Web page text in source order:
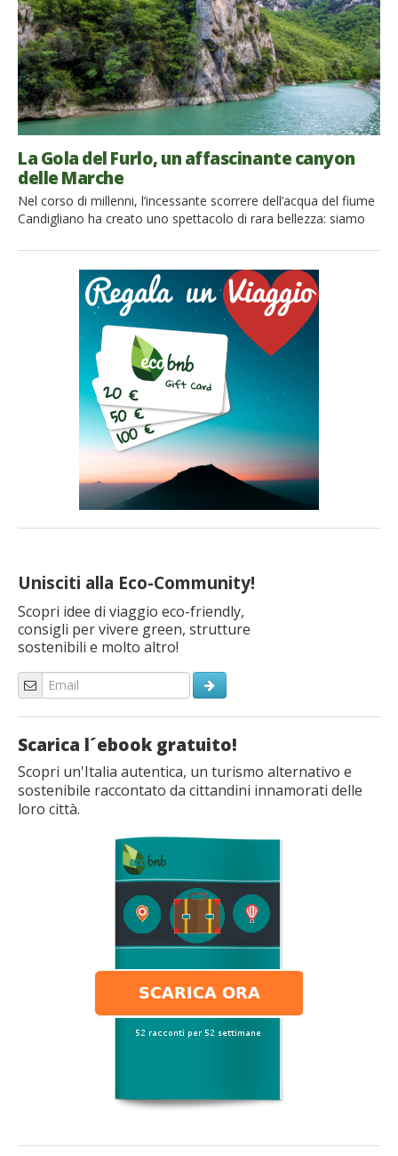
Unisciti alla Eco-Community!
Scopri idee di viaggio eco-friendly,
consigli per vivere green, strutture
sostenibili e molto altro!
Scarica l´ebook gratuito!
Scopri un'Italia autentica, un turismo alternativo e
sostenibile raccontato da cittandini innamorati delle
loro città.
La Gola del Furlo, un affascinante canyon
delle Marche
Nel corso di millenni, l’incessante scorrere dell’acqua del fiume
Candigliano ha creato uno spettacolo di rara bellezza: siamo
meraviglioso e imperdibile canyon. La Gola del Furlo si trova
lungo l’originale tracciato della Via Flaminia, tra il Monte
Pietralata e il monte Paganuccio. Lo spettacolo […]